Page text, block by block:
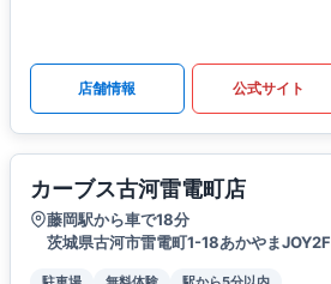
店舗情報 公式サイト
カーブス古河雷電町店
藤岡駅から車で18分
茨城県古河市雷電町1-18あかやまJOY2F